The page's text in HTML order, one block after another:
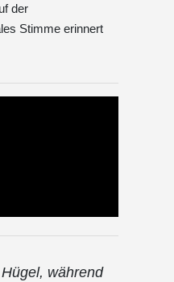
der
Stimme erinnert
während